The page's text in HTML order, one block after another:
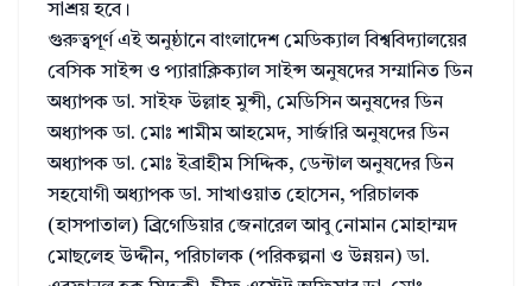
সাশ্রয় হবে।
গুরুত্বপূর্ণ এই অনুষ্ঠানে বাংলাদেশ মেডিক্যাল বিশ্ববিদ্যালয়ের
বেসিক সাইন্স ও প্যারাক্লিক্যাল সাইন্স অনুষদের সম্মানিত ডিন
অধ্যাপক ডা. সাইফ উল্লাহ মুন্সী, মেডিসিন অনুষদের ডিন
অধ্যাপক ডা. মোঃ শামীম আহমেদ, সার্জারি অনুষদের ডিন
অধ্যাপক ডা. মোঃ ইব্রাহীম সিদ্দিক, ডেন্টাল অনুষদের ডিন
সহযোগী অধ্যাপক ডা. সাখাওয়াত হোসেন, পরিচালক
(হাসপাতাল) ব্র্রিগেডিয়ার জেনারেল আবু নোমান মোহাম্মদ
মোছলেহ উদ্দীন, পরিচালক (পরিকল্পনা ও উন্নয়ন) ডা.